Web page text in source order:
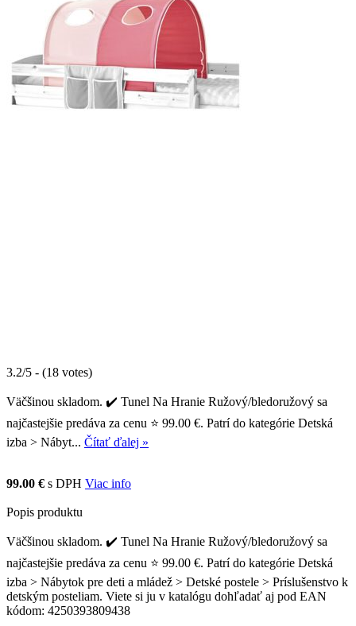
3.2/5 - (18 votes)
Väčšinou skladom. ✔️ Tunel Na Hranie Ružový/bledoružový sa
najčastejšie predáva za cenu ⭐ 99.00 €. Patrí do kategórie Detská
izba > Nábyt... Čítať ďalej »
99.00 € s DPH Viac info
Popis produktu
Väčšinou skladom. ✔️ Tunel Na Hranie Ružový/bledoružový sa
najčastejšie predáva za cenu ⭐ 99.00 €. Patrí do kategórie Detská
izba > Nábytok pre deti a mládež > Detské postele > Príslušenstvo k
detským posteliam. Viete si ju v katalógu dohľadať aj pod EAN
kódom: 4250393809438